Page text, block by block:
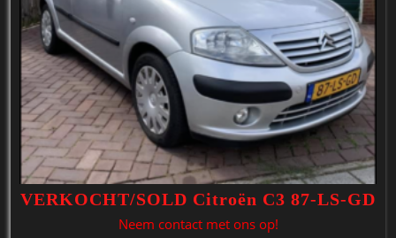
VERKOCHT/SOLD Citroën C3 87-LS-GD
Neem contact met ons op!